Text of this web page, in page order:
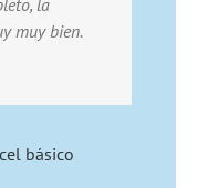
la
muy bien.
básico